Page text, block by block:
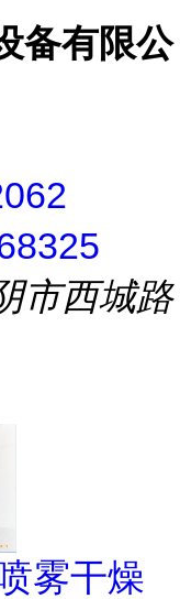
备有限公
市西城路
雾干燥